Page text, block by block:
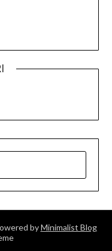
byMinimalist Blog